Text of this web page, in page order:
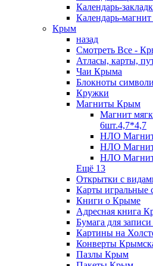
Календарь-
Календарь-
Крым
назад
Смотреть Все -
Атласы, карты,
Чаи Крыма
Блокноты
Кружки
Магниты Крым
Магнит
6шт.4,7*4,7
НЛО
НЛО
НЛО
Ещё 13
Открытки с
Карты
Книги о Крыме
Адресная книга
Бумага для
Картины на
Конверты
Пазлы Крым